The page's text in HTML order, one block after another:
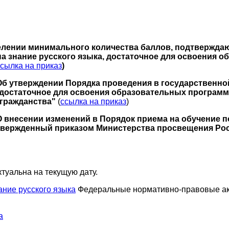
минимального количества баллов,
знание русского языка, достаточное для освоения
на приказ)
утверждении Порядка проведения в
для освоения образовательных
(ссылка на приказ)
изменений в Порядок приема на
приказом Министерства просвещения
на текущую дату.
русского языка Федеральные нормативно-правовые